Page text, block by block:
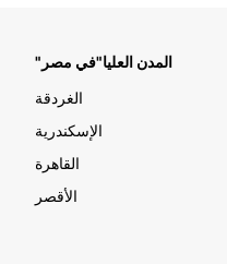
"المدن العليا"في مصر
الغردقة
الإسكندرية
القاهرة
الأقصر